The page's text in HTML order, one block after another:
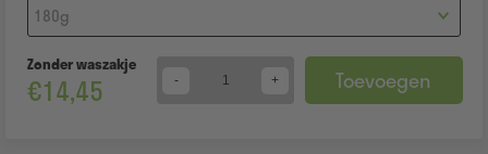
Zonder waszakje
€14,45 Quantity Toevoegen